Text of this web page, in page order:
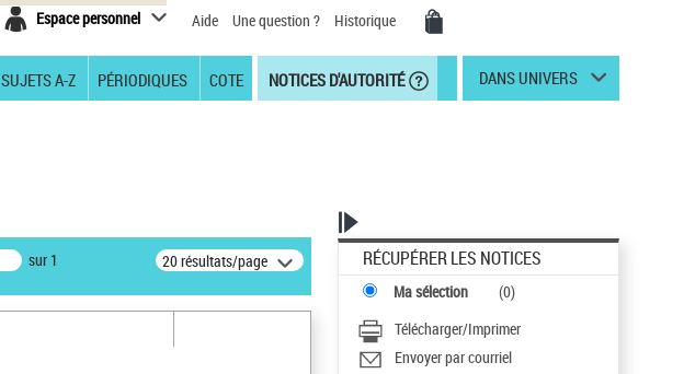
Espace personnel Aide Une question ? Historique
SUJETS A-Z PÉRIODIQUES COTE NOTICES D'AUTORITÉ DANS UNIVERS
sur 1 20 résultats/page RÉCUPÉRER LES NOTICES
Ma sélection (0)
Télécharger/Imprimer
Envoyer par courriel